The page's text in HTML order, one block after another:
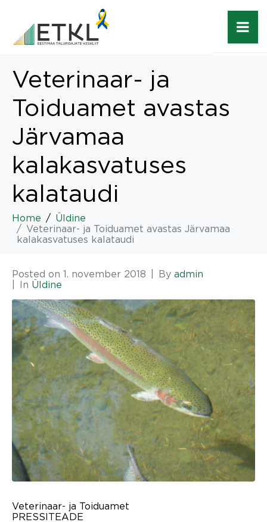
Veterinaar- ja
Toiduamet avastas
Järvamaa
kalakasvatuses
kalataudi
Home
Üldine
Veterinaar- ja Toiduamet avastas Järvamaa
kalakasvatuses kalataudi
Posted on 1. november 2018 By admin
In Üldine
Veterinaar- ja Toiduamet
PRESSITEADE